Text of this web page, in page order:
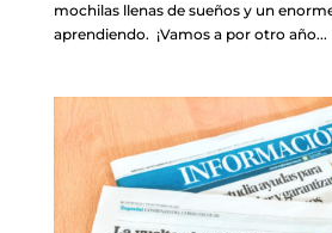
mochilas llenas de sueños y un
aprendiendo. ¡Vamos a por otro año...